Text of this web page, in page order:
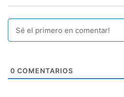
0 COMENTARIOS